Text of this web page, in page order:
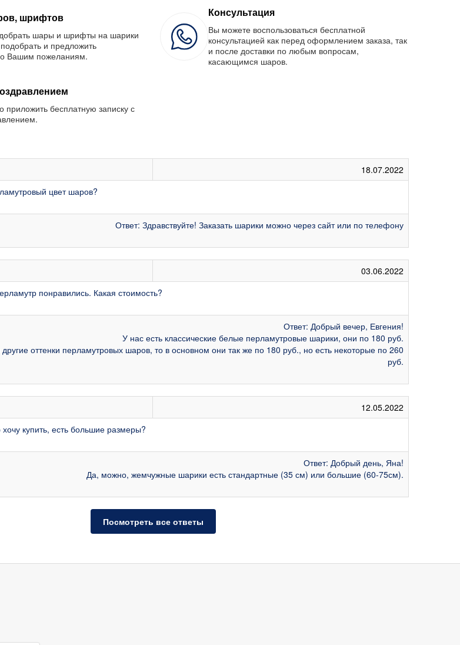
шрифтов
шары и шрифты на шарики
и предложить
Вашим пожеланиям.
Консультация
Вы можете воспользоваться бесплатной
консультацией как перед оформлением заказа, так
и после доставки по любым вопросам,
касающимся шаров.
приложить бесплатную записку с
18.07.2022
цвет шаров?
Ответ: Здравствуйте! Заказать шарики можно через сайт или по телефону
03.06.2022
понравились. Какая стоимость?
Ответ: Добрый вечер, Евгения!
У нас есть классические белые перламутровые шарики, они по 180 руб.
оттенки перламутровых шаров, то в основном они так же по 180 руб., но есть некоторые по 260
руб.
12.05.2022
купить, есть большие размеры?
Ответ: Добрый день, Яна!
Да, можно, жемчужные шарики есть стандартные (35 см) или большие (60-75см).
Посмотреть все ответы